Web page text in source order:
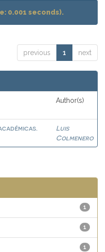
0.001 seconds).
previous 1 next
Author(s)
Luis
Colmenero
1
1
1